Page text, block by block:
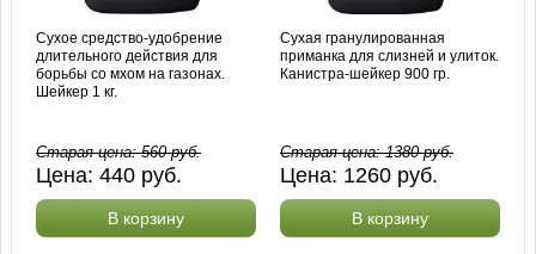
Сухое средство-удобрение
длительного действия для
борьбы со мхом на газонах.
Шейкер 1 кг.
Старая цена:560руб.
Цена:440 руб.
В корзину
Сухая гранулированная
приманка для слизней и улиток.
Канистра-шейкер 900 гр.
Старая цена:1380руб.
Цена: 1260 руб.
В корзину